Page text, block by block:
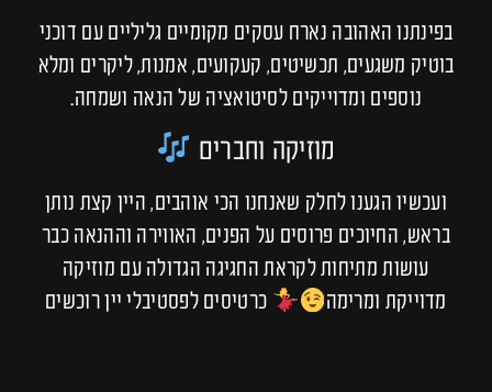
בפינתנו האהובה נארח עסקים מקומיים גליליים עם דוכני
בוטיק משגעים, תכשיטים, קעקועים, אמנות, ליקרים ומלא
נוספים ומדוייקים לסיטואציה של הנאה ושמחה.
מוזיקה וחברים
ועכשיו הגענו לחלק שאנחנו הכי אוהבים, היין קצת נותן
בראש, החיוכים פרוסים על הפנים, האווירה וההנאה כבר
עושות מתיחות לקראת החגיגה הגדולה עם מוזיקה
מדוייקת ומרימה
כרטיסים לפסטיבלי יין רוכשים